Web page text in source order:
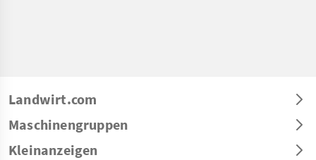
Landwirt.com
Maschinengruppen
Kleinanzeigen